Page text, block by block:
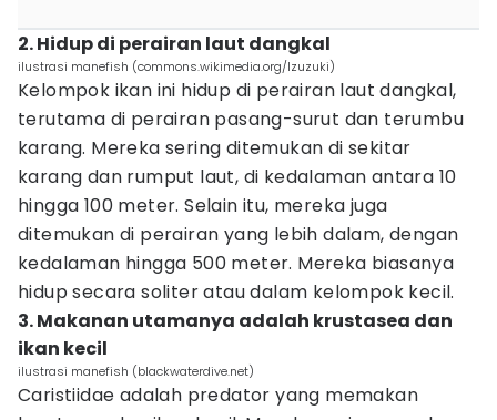
2. Hidup di perairan laut dangkal
ilustrasi manefish (commons.wikimedia.org/Izuzuki)
Kelompok ikan ini hidup di perairan laut dangkal,
terutama di perairan pasang-surut dan terumbu
karang. Mereka sering ditemukan di sekitar
karang dan rumput laut, di kedalaman antara 10
hingga 100 meter. Selain itu, mereka juga
ditemukan di perairan yang lebih dalam, dengan
kedalaman hingga 500 meter. Mereka biasanya
hidup secara soliter atau dalam kelompok kecil.
3. Makanan utamanya adalah krustasea dan
ikan kecil
ilustrasi manefish (blackwaterdive.net)
Caristiidae adalah predator yang memakan